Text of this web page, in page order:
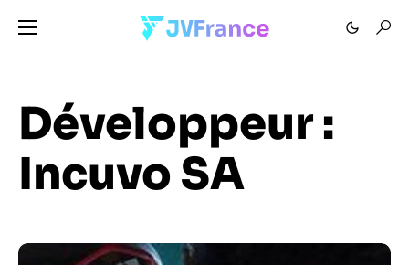
Développeur :
Incuvo SA